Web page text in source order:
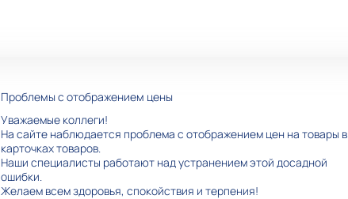
Проблемы с отображением цены
Уважаемые коллеги!
На сайте наблюдается проблема с отображением цен на товары в
карточках товаров.
Наши специалисты работают над устранением этой досадной
ошибки.
Желаем всем здоровья, спокойствия и терпения!